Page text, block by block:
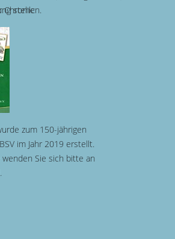
Chronik:
zum 150-jährigen
im Jahr 2019 erstellt.
Sie sich bitte an
stehen.